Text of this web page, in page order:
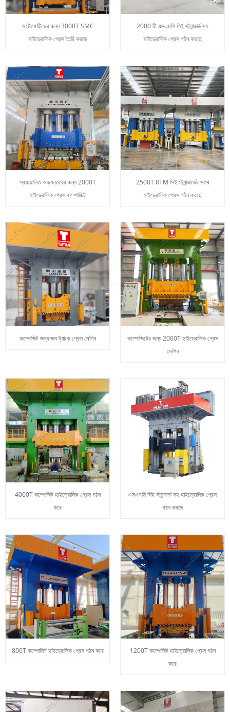
অটোমোটিভের জন্য 3000T SMC
হাইড্রোলিক প্রেস তৈরি করছে
2000 টি এসএমসি সিই স্ট্যান্ডার্ড সহ
হাইড্রোলিক প্রেস গঠন করছে
স্বয়ংচালিত অভ্যন্তরের জন্য 2000T
হাইড্রোলিক প্রেস কম্পোজিট
2500T RTM সিই স্ট্যান্ডার্ডের সাথে
হাইড্রোলিক প্রেস গঠন করছে
কম্পোজিট জন্য জল ট্যাংক প্রেস মেশিন
কম্পোজিটের জন্য 2000T হাইড্রোলিক প্রেস
মেশিন
4000T কম্পোজিট হাইড্রোলিক প্রেস গঠন
করে
এসএমসি সিই স্ট্যান্ডার্ড সহ হাইড্রোলিক প্রেস
গঠন করছে
800T কম্পোজিট হাইড্রোলিক প্রেস গঠন করে
1200T কম্পোজিট হাইড্রোলিক প্রেস গঠন
করে